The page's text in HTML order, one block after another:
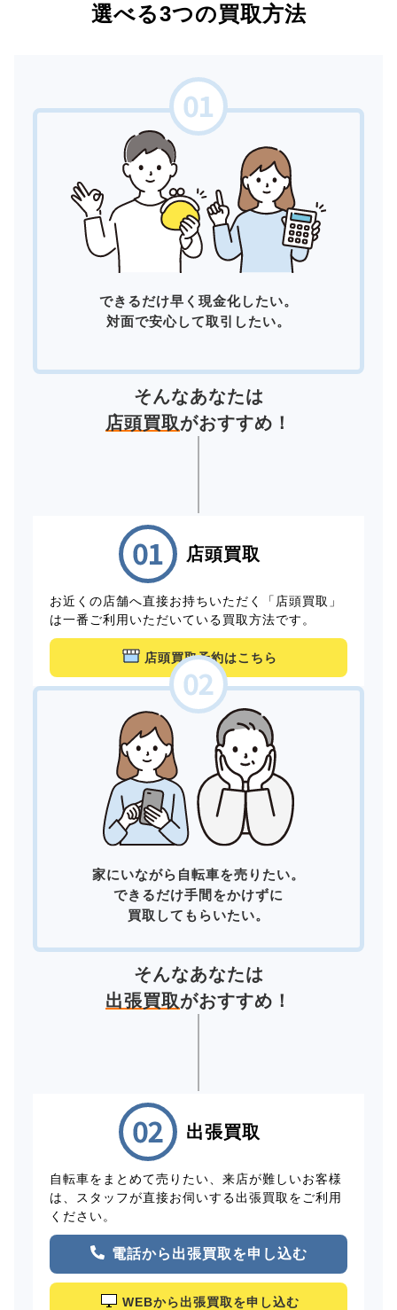
選べる3つの買取方法
できるだけ早く現金化したい。
対面で安心して取引したい。
そんなあなたは
店頭買取がおすすめ！
店頭買取
お近くの店舗へ直接お持ちいただく「店頭買取」
は一番ご利用いただいている買取方法です。
店頭買取予約はこちら
家にいながら自転車を売りたい。
できるだけ手間をかけずに
買取してもらいたい。
そんなあなたは
出張買取がおすすめ！
出張買取
自転車をまとめて売りたい、来店が難しいお客様
は、スタッフが直接お伺いする出張買取をご利用
ください。
電話から出張買取を申し込む
WEBから出張買取を申し込む